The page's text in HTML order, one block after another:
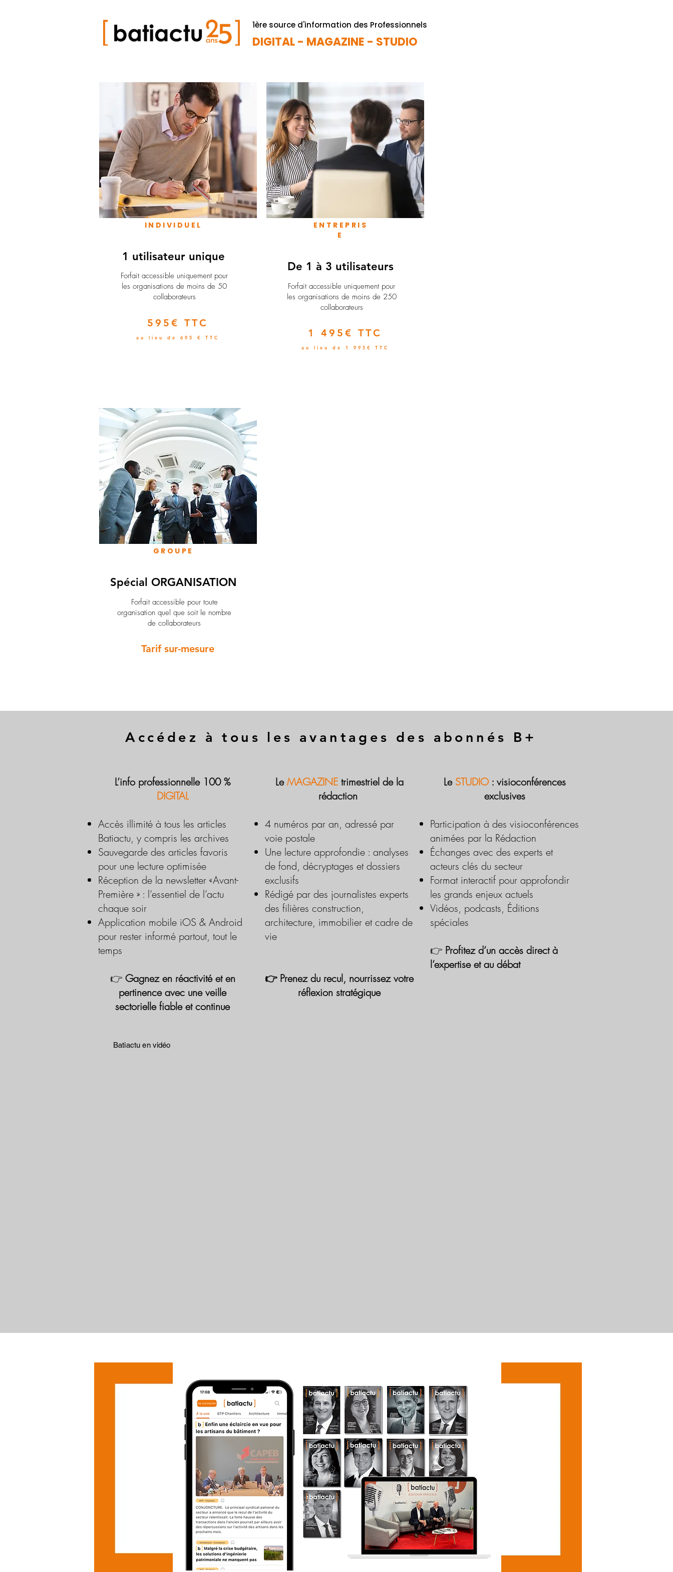
1ère source d'information des Professionnels
DIGITAL - MAGAZINE - STUDIO
INDIVIDUEL
1 utilisateur unique
​Forfait accessible uniquement pour
les organisations de moins de 50
collaborateurs
595€ TTC
au lieu de 695 € TTC
ENTREPRIS
E
De 1 à 3 utilisateurs
Forfait accessible uniquement pour
les organisations de moins de 250
collaborateurs
1 495€ TTC
au lieu de 1 995€ TTC
GROUPE
Spécial ORGANISATION
Forfait accessible pour toute
organisation quel que soit le nombre
de collaborateurs
Tarif sur-mesure
Accédez à tous les avantages des abonnés B+
L’info professionnelle 100 %
DIGITAL
Accès illimité à tous les articles
Batiactu, y compris les archives
Sauvegarde des articles favoris
pour une lecture optimisée
Réception de la newsletter «Avant-
Première » : l’essentiel de l’actu
chaque soir
Application mobile iOS & Android
pour rester informé partout, tout le
temps
👉 Gagnez en réactivité et en
pertinence avec une veille
sectorielle fiable et continue
LeMAGAZINE trimestriel de la
rédaction
4 numéros par an, adressé par
voie postale
Une lecture approfondie : analyses
de fond, décryptages et dossiers
exclusifs
Rédigé par des journalistes experts
des filières construction,
architecture, immobilier et cadre de
vie
👉 Prenez du recul, nourrissez votre
réflexion stratégique
Le STUDIO : visioconférences
exclusives
Participation à des visioconférences
animées par la Rédaction
Échanges avec des experts et
acteurs clés du secteur
Format interactif pour approfondir
les grands enjeux actuels
Vidéos, podcasts, Éditions
spéciales
👉 Profitez d’un accès direct à
l’expertise et au débat
Batiactu en vidéo